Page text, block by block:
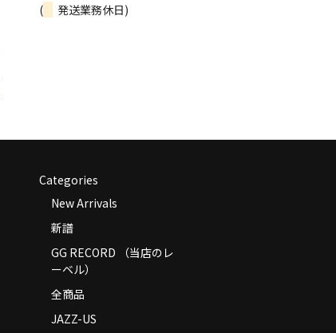
(
発送業務休日)
Categories
New Arrivals
新譜
GG RECORD （当店のレ
ーベル）
全商品
JAZZ-US